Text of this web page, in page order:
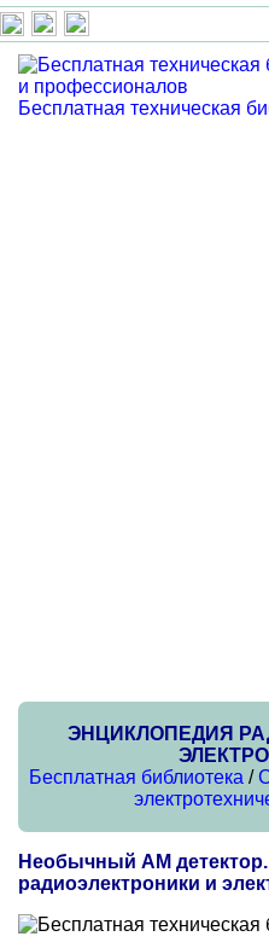
Бесплатная техническая
ЭНЦИКЛОПЕДИЯ
Бесплатная библиотека /
Необычный АМ
радиоэлектроники и